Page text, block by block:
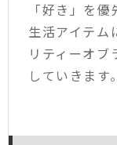
「好き」を
生活アイテム
リティーオブ
していきます。